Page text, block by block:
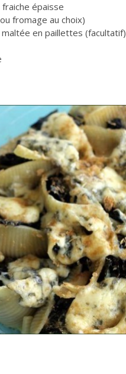
fraiche épaisse
fromage au choix)
maltée en paillettes (facultatif)